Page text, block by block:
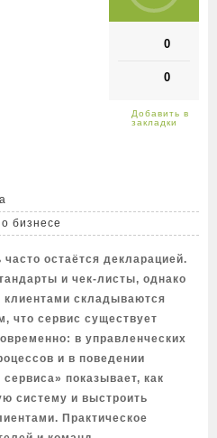
0
0
бизнесе
часто остаётся декларацией.
и чек-листы, однако
клиентами складываются
что сервис существует
в управленческих
и в поведении
показывает, как
систему и выстроить
Практическое